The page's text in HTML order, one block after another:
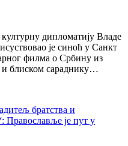
дипломатију Владе
је синоћ у Санкт
филма о Србину из
блиском сараднику…
братства и
Православље је пут у